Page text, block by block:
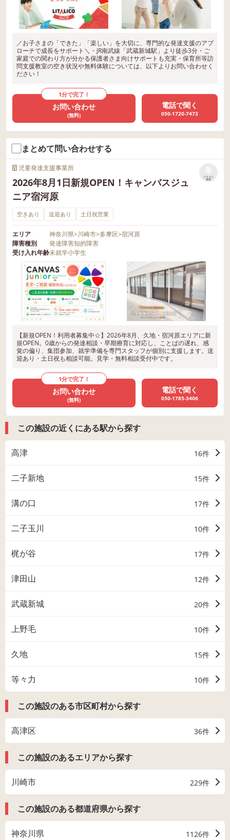
／お子さまの「できた」「楽しい」を大切に、専門的な発達支援のアプ
ローチで成長をサポート＼・JR南武線「武蔵新城駅」より徒歩3分・ご
家庭での関わり方が分かる保護者さま向けサポートも充実・保育所等訪
問支援教室の空き状況や無料体験については、以下よりお問い合わせく
ださい！
1分で完了！
お問い合わせ
(無料)
電話で聞く
050-1720-7473
まとめて問い合わせする
児童発達支援事業所
2026年8月1日新規OPEN！キャンバスジュ
ニア宿河原
リストに
保存
空きあり 送迎あり 土日祝営業
エリア 神奈川県>川崎市>多摩区>宿河原
障害種別
発達障害知的障害
受け入れ年齢未就学小学生
【新規OPEN！利用者募集中☆】2026年8月、久地・宿河原エリアに新
規OPEN。0歳からの発達相談・早期療育に対応し、ことばの遅れ、感
覚の偏り、集団参加、就学準備を専門スタッフが個別に支援します。送
迎あり・土日祝も相談可能。見学・無料相談受付中です。
1分で完了！
お問い合わせ
(無料)
電話で聞く
050-1785-3406
この施設の近くにある駅から探す
高津 16件
二子新地 15件
溝の口 17件
二子玉川 10件
梶が谷 17件
津田山 12件
武蔵新城 20件
上野毛 10件
久地 15件
等々力 10件
この施設のある市区町村から探す
高津区 36件
この施設のあるエリアから探す
川崎市 229件
この施設のある都道府県から探す
神奈川県 1126件